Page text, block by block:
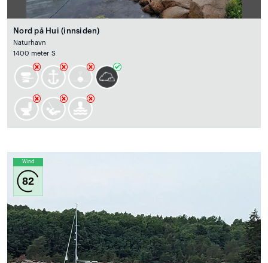
Nord på Hui (innsiden)
Naturhavn
1400 meter S
Wind
82